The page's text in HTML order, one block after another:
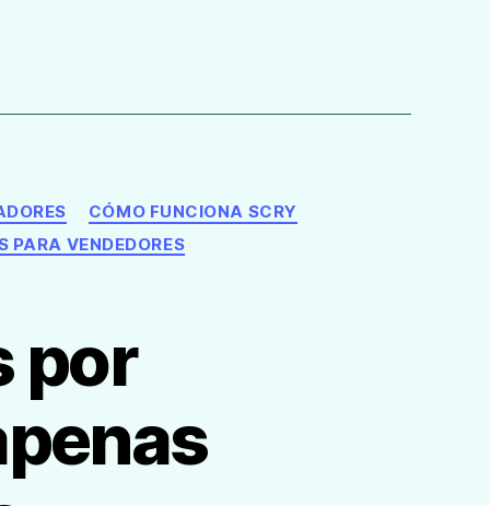
CÓMO FUNCIONA SCRY
PARA VENDEDORES
por